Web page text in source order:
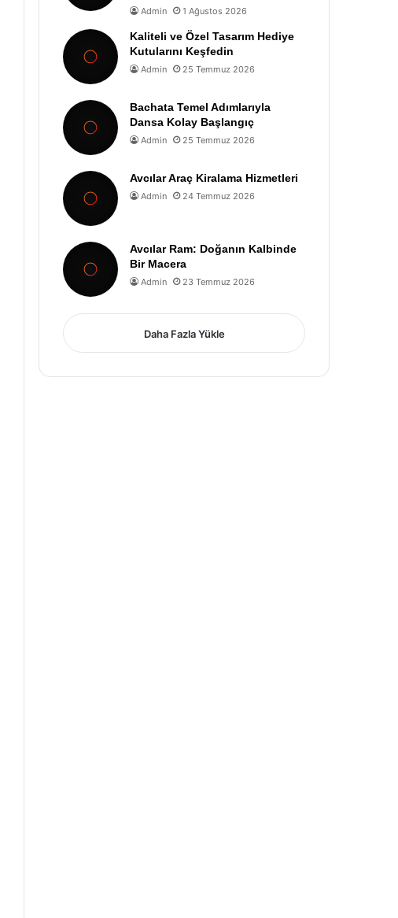
Admin 1 Ağustos 2026
Kaliteli ve Özel Tasarım Hediye
Kutularını Keşfedin
Admin 25 Temmuz 2026
Bachata Temel Adımlarıyla
Dansa Kolay Başlangıç
Admin 25 Temmuz 2026
Avcılar Araç Kiralama Hizmetleri
Admin 24 Temmuz 2026
Avcılar Ram: Doğanın Kalbinde
Bir Macera
Admin 23 Temmuz 2026
Daha Fazla Yükle